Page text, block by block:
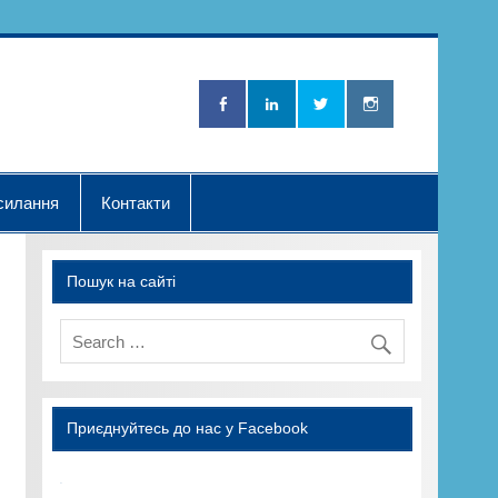
Хвилька"
Контакти
Пошук на сайті
Приєднуйтесь до нас у Facebook